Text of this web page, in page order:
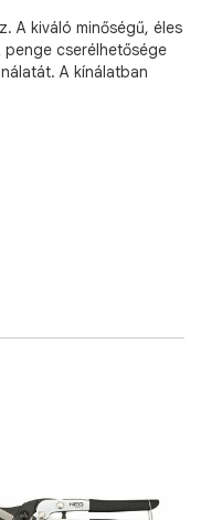
A kiváló minőségű, éles
cserélhetősége
A kínálatban